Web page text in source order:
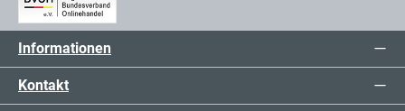
Informationen
Kontakt